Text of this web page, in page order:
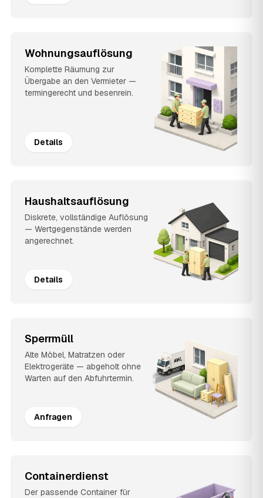
Wohnungsauflösung
Komplette Räumung zur
Übergabe an den Vermieter —
termingerecht und besenrein.
Details
Haushaltsauflösung
Diskrete, vollständige Auflösung
— Wertgegenstände werden
angerechnet.
Details
Sperrmüll
Alte Möbel, Matratzen oder
Elektrogeräte — abgeholt ohne
Warten auf den Abfuhrtermin.
Anfragen
Containerdienst
Der passende Container für